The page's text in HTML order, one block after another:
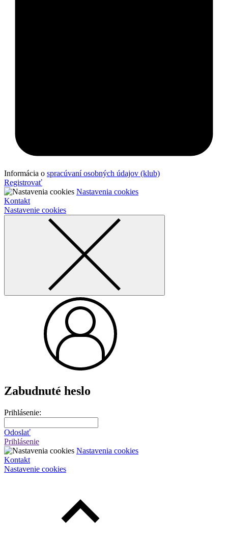
Informácia o spracúvaní osobných údajov (klub)
Registrovať
Nastavenia cookies
Kontakt
Nastavenie cookies
Zabudnuté heslo
Prihlásenie:
Odoslať
Prihlásenie
Nastavenia cookies
Kontakt
Nastavenie cookies